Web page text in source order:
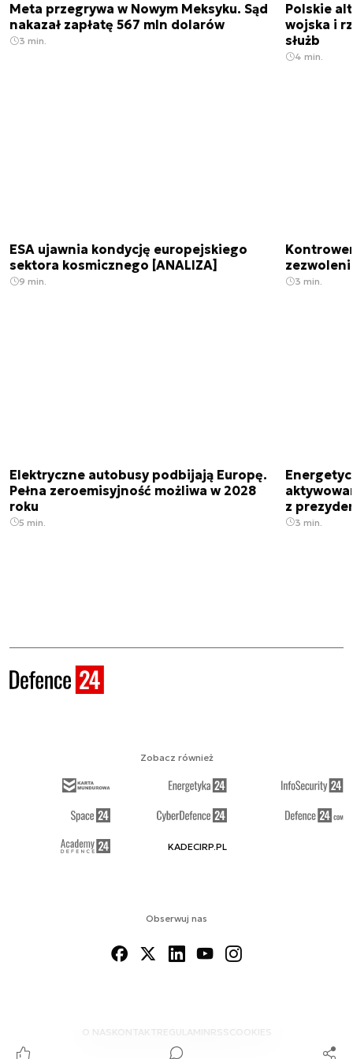
Meta przegrywa w Nowym Meksyku. Sąd
nakazał zapłatę 567 mln dolarów
3 min.
Polskie
wojska i
służb
4 min.
ESA ujawnia kondycję europejskiego
sektora kosmicznego [ANALIZA]
9 min. 3 min.
Elektryczne autobusy podbijają Europę.
Pełna zeroemisyjność możliwa w 2028
roku
5 min.
z
3 min.
Obserwuj nas
O NAS KONTAKTREGULAMINRSS COOKIES
Zobacz również
KADECIRP.PL